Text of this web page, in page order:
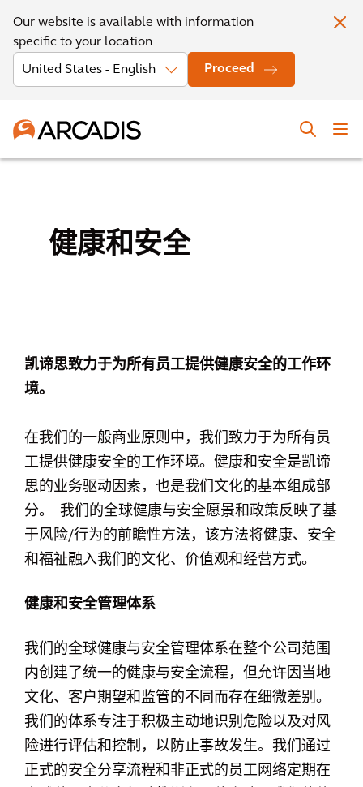
Our website is available with information
specific to your location
Proceed
健康和安全
凯谛思致力于为所有员工提供健康安全的工作环
境。
在我们的一般商业原则中，我们致力于为所有员
工提供健康安全的工作环境。健康和安全是凯谛
思的业务驱动因素，也是我们文化的基本组成部
分。 我们的全球健康与安全愿景和政策反映了基
于风险/行为的前瞻性方法，该方法将健康、安全
和福祉融入我们的文化、价值观和经营方式。
健康和安全管理体系
我们的全球健康与安全管理体系在整个公司范围
内创建了统一的健康与安全流程，但允许因当地
文化、客户期望和监管的不同而存在细微差别。
我们的体系专注于积极主动地识别危险以及对风
险进行评估和控制，以防止事故发生。我们通过
正式的安全分享流程和非正式的员工网络定期在